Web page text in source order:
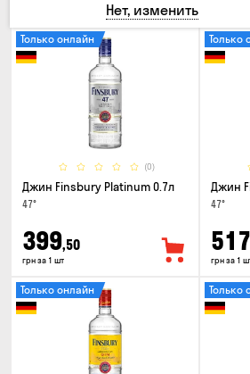
(0)
Только онлайн
Джин Finsbury Platinum 0.7л
47°
399,50
грн за 1 шт
Только
Джин
47°
517
грн за 1
Только онлайн Только
Нет, изменить